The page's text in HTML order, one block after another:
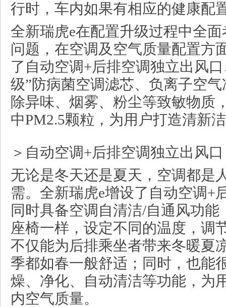
行时，车内如果有相应的健康配
全新瑞虎e在配置升级过程中全
问题，在空调及空气质量配置方
了自动空调+后排空调独立出风
级”防病菌空调滤芯、负离子空
除异味、烟雾、粉尘等致敏物质
中PM2.5颗粒，为用户打造清新
＞自动空调+后排空调独立出风口
无论是冬天还是夏天，空调都是
需。全新瑞虎e增设了自动空调+
同时具备空调自清洁/自通风功
座椅一样，设定不同的温度，调
不仅能为后排乘坐者带来冬暖夏
季都如春一般舒适；同时，也能
燥、净化、自动清洁等功能，为
内空气质量。